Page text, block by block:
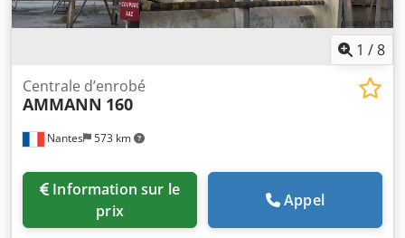
1 /8
Nantes 573 km
Centrale d’enrobé
AMMANN 160
prix
Appel